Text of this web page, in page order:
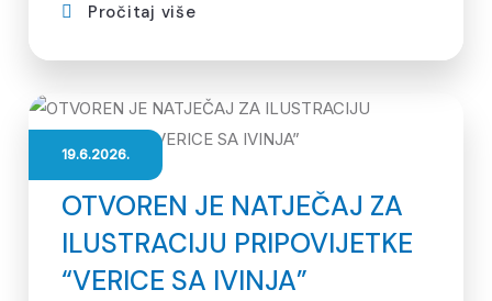
Pročitaj više
19.6.2026.
OTVOREN JE NATJEČAJ ZA
ILUSTRACIJU PRIPOVIJETKE
“VERICE SA IVINJA”